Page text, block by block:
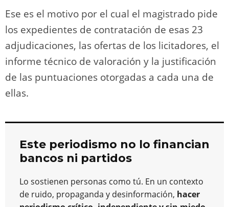
Ese es el motivo por el cual el magistrado pide
los expedientes de contratación de esas 23
adjudicaciones, las ofertas de los licitadores, el
informe técnico de valoración y la justificación
de las puntuaciones otorgadas a cada una de
ellas.
Este periodismo no lo financian
bancos ni partidos
Lo sostienen personas como tú. En un contexto
de ruido, propaganda y desinformación, hacer